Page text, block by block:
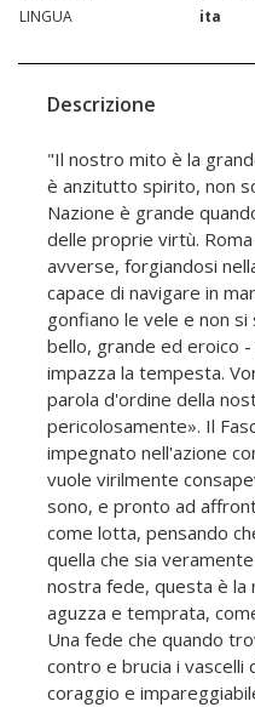
LINGUA
ita
Descrizione
"Il nostro mito è la
è anzitutto spirito, non
Nazione è grande
delle proprie virtù.
avverse, forgiandosi
capace di navigare in
gonfiano le vele e non
bello, grande ed eroico
impazza la tempesta.
parola d'ordine della
pericolosamente». Il
impegnato nell'azione
vuole virilmente
sono, e pronto ad
come lotta, pensando
quella che sia
nostra fede, questa è la
aguzza e temprata,
Una fede che quando
contro e brucia i vascelli
coraggio e